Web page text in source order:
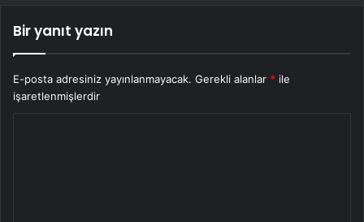
Bir yanıt yazın
E-posta adresiniz yayınlanmayacak. Gerekli alanlar * ile
işaretlenmişlerdir